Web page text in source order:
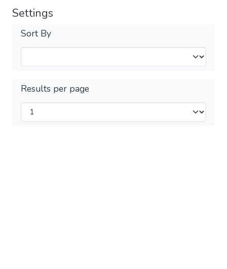
Settings
Sort By
Results per page